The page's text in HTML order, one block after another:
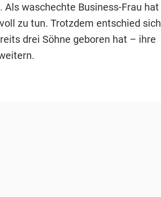
. Als waschechte Business-Frau hat
zu tun. Trotzdem entschied sich
drei Söhne geboren hat – ihre